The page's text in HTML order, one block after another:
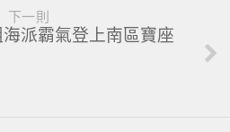
下一則